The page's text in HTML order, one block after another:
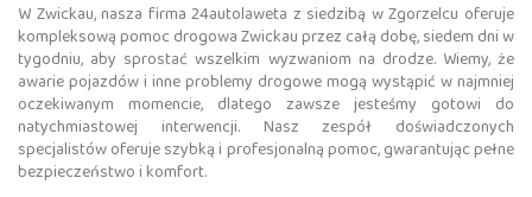
W Zwickau, nasza firma 24autolaweta z siedzibą w Zgorzelcu oferuje
kompleksową pomoc drogowa Zwickau przez całą dobę, siedem dni w
tygodniu, aby sprostać wszelkim wyzwaniom na drodze. Wiemy, że
awarie pojazdów i inne problemy drogowe mogą wystąpić w najmniej
oczekiwanym momencie, dlatego zawsze jesteśmy gotowi do
natychmiastowej interwencji. Nasz zespół doświadczonych
specjalistów oferuje szybką i profesjonalną pomoc, gwarantując pełne
bezpieczeństwo i komfort.